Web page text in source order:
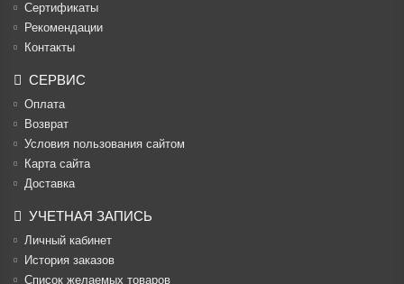
Cертификаты
Рекомендации
Контакты
СЕРВИС
Оплата
Возврат
Условия пользования сайтом
Карта сайта
Доставка
УЧЕТНАЯ ЗАПИСЬ
Личный кабинет
История заказов
Список желаемых товаров